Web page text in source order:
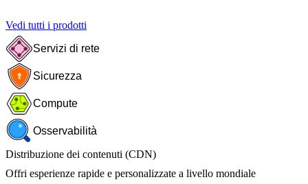
Vedi tutti i prodotti
Servizi di rete
Sicurezza
Compute
Osservabilità
Distribuzione dei contenuti (CDN)
Offri esperienze rapide e personalizzate a livello mondiale